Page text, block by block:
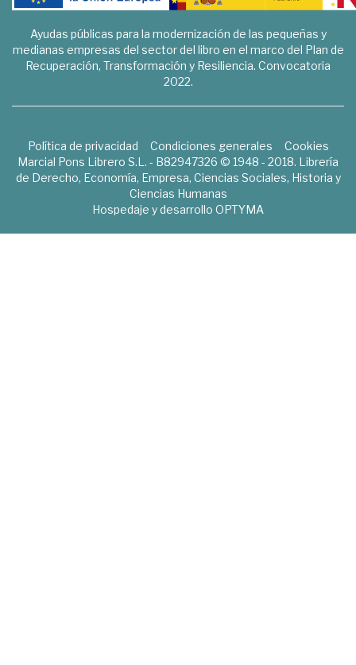
Ayudas públicas para la modernización de las pequeñas y
medianas empresas del sector del libro en el marco del Plan de
Recuperación, Transformación y Resiliencia. Convocatoria
2022.
Política de privacidad Condiciones generales
Cookies
Marcial Pons Librero S.L. - B82947326 © 1948 - 2018. Librería
de Derecho, Economía, Empresa, Ciencias Sociales, Historia y
Ciencias Humanas
Hospedaje y desarrollo OPTYMA